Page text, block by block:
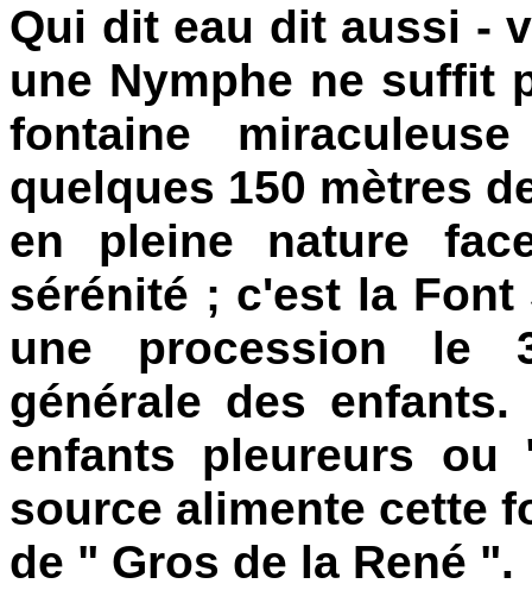
Qui dit eau dit aussi -
une Nymphe ne suffit
fontaine
quelques 150 mètres
en pleine nature
sérénité ; c'est la
une procession le
générale des
enfants pleureurs
source alimente cette
de " Gros de la René ".